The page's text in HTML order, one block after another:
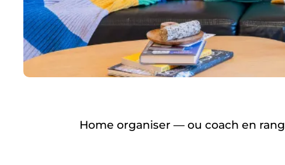
Home organiser — ou coach en